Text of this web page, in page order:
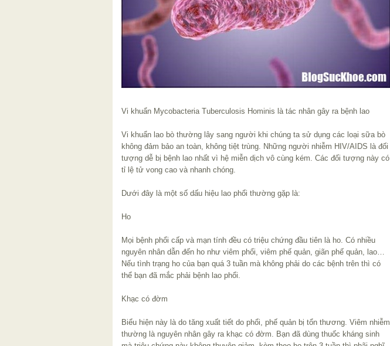
Vi khuẩn Mycobacteria Tuberculosis Hominis là tác nhân gây ra bệnh lao
Vi khuẩn lao bò thường lây sang người khi chúng ta sử dụng các loại sữa bò
không đảm bảo an toàn, không tiệt trùng. Những người nhiễm HIV/AIDS là đối
tượng dễ bị bệnh lao nhất vì hệ miễn dịch vô cùng kém. Các đối tượng này có
tỉ lệ tử vong cao và nhanh chóng.
Dưới đây là một số dấu hiệu lao phổi thường gặp là:
Ho
Mọi bệnh phổi cấp và mạn tính đều có triệu chứng đầu tiên là ho. Có nhiều
nguyên nhân dẫn đến ho như viêm phổi, viêm phế quản, giãn phế quản, lao…
Nếu tình trạng ho của bạn quá 3 tuần mà không phải do các bệnh trên thì có
thể bạn đã mắc phải bệnh lao phổi.
Khạc có đờm
Biểu hiện này là do tăng xuất tiết do phổi, phế quản bị tổn thương. Viêm nhiễm
thường là nguyên nhân gây ra khạc có đờm. Bạn đã dùng thuốc kháng sinh